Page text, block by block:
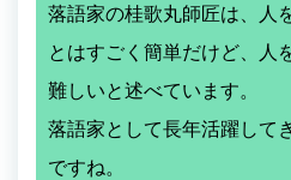
落語家の桂歌丸師匠は、人
とはすごく簡単だけど、人
難しいと述べています。
落語家として長年活躍して
ですね。